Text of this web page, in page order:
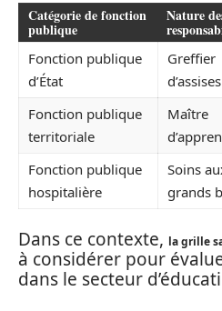
Catégorie de fonction
publique
Nature
Fonction publique
d’État
Greffier
d’assises
Fonction publique
territoriale
Maître
Fonction publique
hospitalière
Soins
grands
Dans ce contexte, la grille
à considérer pour
dans le secteur